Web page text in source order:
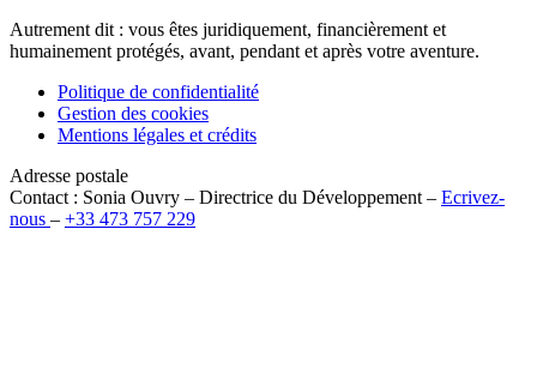
Autrement dit : vous êtes juridiquement, financièrement et
humainement protégés, avant, pendant et après votre aventure.
Politique de confidentialité
Gestion des cookies
Mentions légales et crédits
Adresse postale
Contact : Sonia Ouvry – Directrice du Développement – Ecrivez-
nous – +33 473 757 229